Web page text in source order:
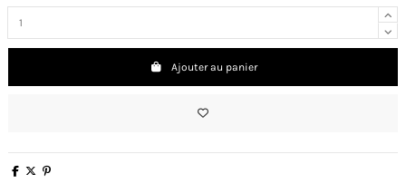
Ajouter au panier